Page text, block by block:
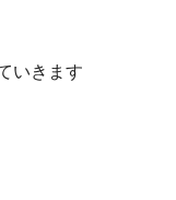
いきます